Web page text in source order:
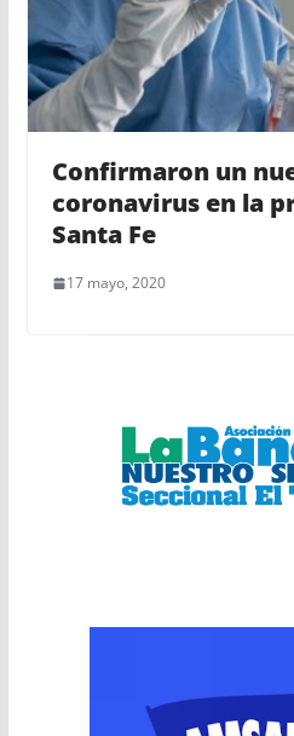
Confirmaron un
coronavirus en la
Santa Fe
17 mayo, 2020